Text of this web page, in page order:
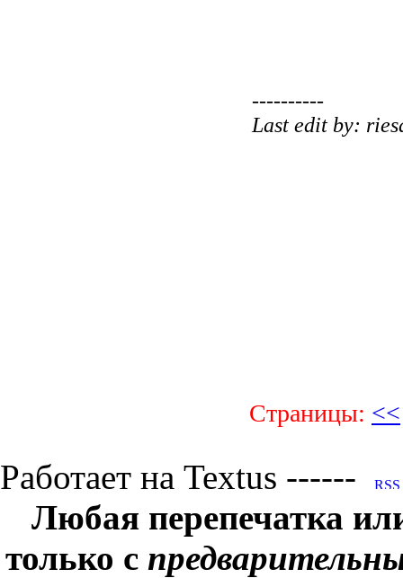
----------
Last edit by:
Страницы: <<
Работает на Textus ------
Любая перепечатка
только с